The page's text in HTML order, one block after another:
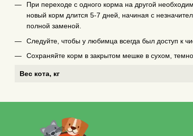
При переходе с одного корма на другой
новый корм длится 5-7 дней, начиная с
полной заменой.
Следуйте, чтобы у любимца всегда был доступ к
Сохраняйте корм в закрытом мешке в сухом,
Вес кота, кг